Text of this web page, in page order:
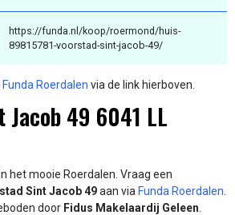
https://funda.nl/koop/roermond/huis-
89815781-voorstad-sint-jacob-49/
Funda Roerdalen via de link hierboven.
49 6041 LL
het mooie Roerdalen. Vraag een
Sint Jacob 49aan via Funda Roerdalen
door Fidus Makelaardij Geleen